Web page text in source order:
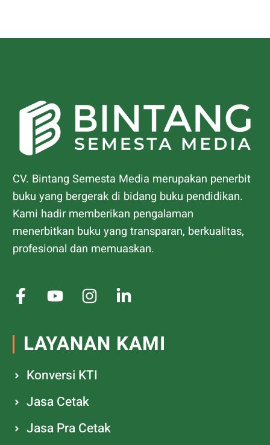
CV. Bintang Semesta Media merupakan penerbit
buku yang bergerak di bidang buku pendidikan.
Kami hadir memberikan pengalaman
menerbitkan buku yang transparan, berkualitas,
profesional dan memuaskan.
LAYANAN KAMI
Konversi KTI
Jasa Cetak
Jasa Pra Cetak